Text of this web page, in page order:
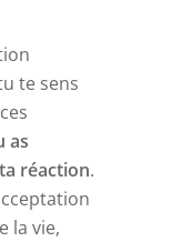
te sens
as
réaction.
la vie,